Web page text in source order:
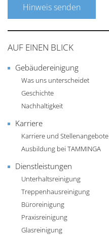
AUF EINEN BLICK
Gebäudereinigung
Was uns unterscheidet
Geschichte
Nachhaltigkeit
Karriere
Karriere und Stellenangebote
Ausbildung bei TAMMINGA
Dienstleistungen
Unterhaltsreinigung
Treppenhausreinigung
Büroreinigung
Praxisreinigung
Glasreinigung